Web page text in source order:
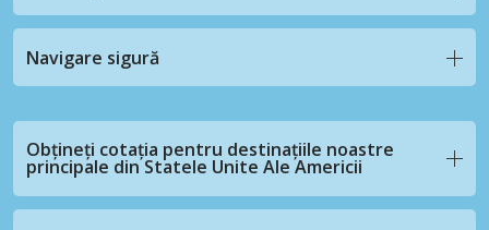
Navigare sigură
Obțineți cotația pentru destinațiile noastre
principale din Statele Unite Ale Americii